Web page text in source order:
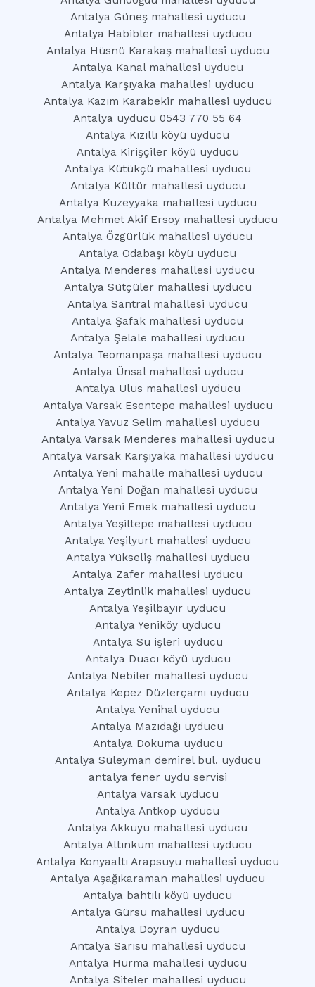
Antalya Güneş mahallesi uyducu
Antalya Habibler mahallesi uyducu
Antalya Hüsnü Karakaş mahallesi uyducu
Antalya Kanal mahallesi uyducu
Antalya Karşıyaka mahallesi uyducu
Antalya Kazım Karabekir mahallesi uyducu
Antalya uyducu 0543 770 55 64
Antalya Kızıllı köyü uyducu
Antalya Kirişçiler köyü uyducu
Antalya Kütükçü mahallesi uyducu
Antalya Kültür mahallesi uyducu
Antalya Kuzeyyaka mahallesi uyducu
Antalya Mehmet Akif Ersoy mahallesi uyducu
Antalya Özgürlük mahallesi uyducu
Antalya Odabaşı köyü uyducu
Antalya Menderes mahallesi uyducu
Antalya Sütçüler mahallesi uyducu
Antalya Santral mahallesi uyducu
Antalya Şafak mahallesi uyducu
Antalya Şelale mahallesi uyducu
Antalya Teomanpaşa mahallesi uyducu
Antalya Ünsal mahallesi uyducu
Antalya Ulus mahallesi uyducu
Antalya Varsak Esentepe mahallesi uyducu
Antalya Yavuz Selim mahallesi uyducu
Antalya Varsak Menderes mahallesi uyducu
Antalya Varsak Karşıyaka mahallesi uyducu
Antalya Yeni mahalle mahallesi uyducu
Antalya Yeni Doğan mahallesi uyducu
Antalya Yeni Emek mahallesi uyducu
Antalya Yeşiltepe mahallesi uyducu
Antalya Yeşilyurt mahallesi uyducu
Antalya Yükseliş mahallesi uyducu
Antalya Zafer mahallesi uyducu
Antalya Zeytinlik mahallesi uyducu
Antalya Yeşilbayır uyducu
Antalya Yeniköy uyducu
Antalya Su işleri uyducu
Antalya Duacı köyü uyducu
Antalya Nebiler mahallesi uyducu
Antalya Kepez Düzlerçamı uyducu
Antalya Yenihal uyducu
Antalya Mazıdağı uyducu
Antalya Dokuma uyducu
Antalya Süleyman demirel bul. uyducu
antalya fener uydu servisi
Antalya Varsak uyducu
Antalya Antkop uyducu
Antalya Akkuyu mahallesi uyducu
Antalya Altınkum mahallesi uyducu
Antalya Konyaaltı Arapsuyu mahallesi uyducu
Antalya Aşağıkaraman mahallesi uyducu
Antalya bahtılı köyü uyducu
Antalya Gürsu mahallesi uyducu
Antalya Doyran uyducu
Antalya Sarısu mahallesi uyducu
Antalya Hurma mahallesi uyducu
Antalya Siteler mahallesi uyducu